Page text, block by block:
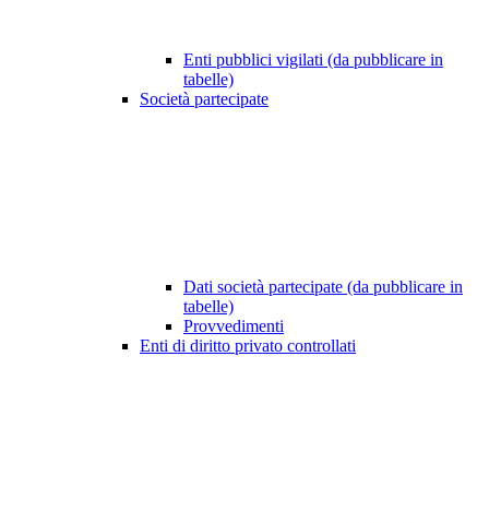
Enti pubblici vigilati (da pubblicare in
tabelle)
Società partecipate
Dati società partecipate (da pubblicare in
tabelle)
Provvedimenti
Enti di diritto privato controllati